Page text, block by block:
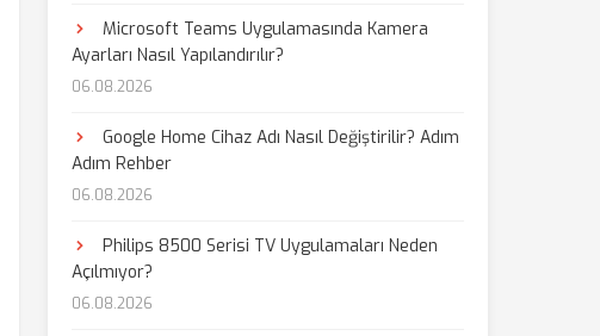
Microsoft Teams Uygulamasında Kamera
Ayarları Nasıl Yapılandırılır?
06.08.2026
Google Home Cihaz Adı Nasıl Değiştirilir? Adım
Adım Rehber
06.08.2026
Philips 8500 Serisi TV Uygulamaları Neden
Açılmıyor?
06.08.2026